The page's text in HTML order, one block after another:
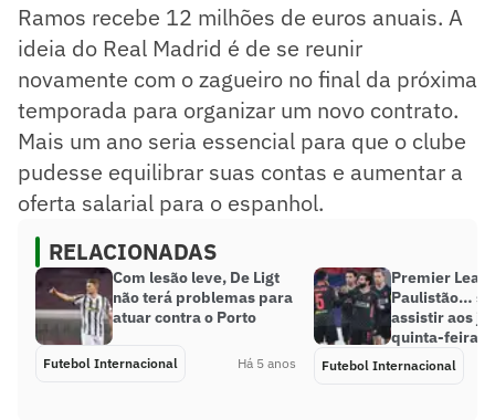
Ramos recebe 12 milhões de euros anuais. A
ideia do Real Madrid é de se reunir
novamente com o zagueiro no final da próxima
temporada para organizar um novo contrato.
Mais um ano seria essencial para que o clube
pudesse equilibrar suas contas e aumentar a
oferta salarial para o espanhol.
RELACIONADAS
Com lesão leve, De Ligt
não terá problemas para
atuar contra o Porto
Futebol Internacional Há 5 anos
Premier
Paulistão…
assistir aos
quinta-feira
Futebol Internacional